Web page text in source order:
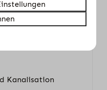
335 €
Kanalisation